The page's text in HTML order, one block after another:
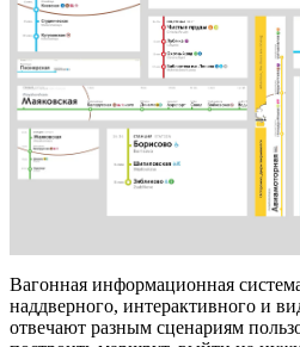
Вагонная информационная
наддверного, интерактивного и
отвечают разным сценариям